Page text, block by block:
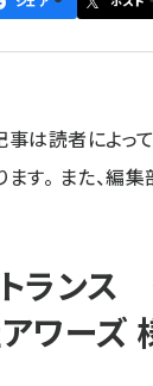
は読者によっ
ます。 また、編
ランス
ワーズ